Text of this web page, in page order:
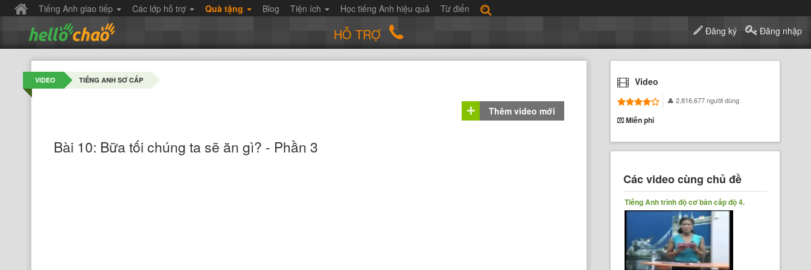
Tiếng Anh giao tiếp Các lớp hỗ trợ Quà tặng Blog Tiện ích Học tiếng Anh hiệu quả Từ điển
HỖ TRỢ Đăng ký Đăng nhập
VIDEO TIẾNG ANH SƠ CẤP
Thêm video mới
Bài 10: Bữa tối chúng ta sẽ ăn gì? - Phần 3
Video
2,816,677 người dùng
Miễn phí
Các video cùng chủ đề
Tiếng Anh trình độ cơ bản cấp độ 4.